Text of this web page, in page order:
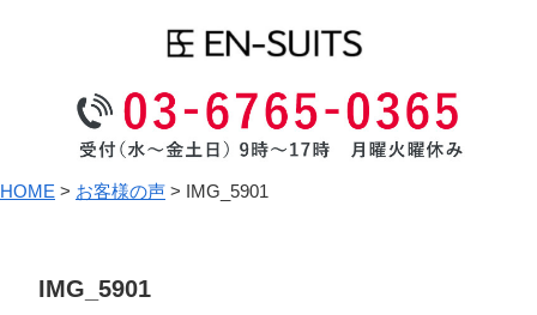
HOME > お客様の声 > IMG_5901
IMG_5901